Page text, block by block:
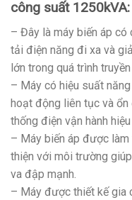
công suất 1250kVA:
– Đây là máy biến áp có
tải điện năng đi xa và
lớn trong quá trình
– Máy có hiệu suất
hoạt động liên tục và
thống điện vận hành
– Máy biến áp được
thiện với môi trường
va đập mạnh.
– Máy được thiết kế gia